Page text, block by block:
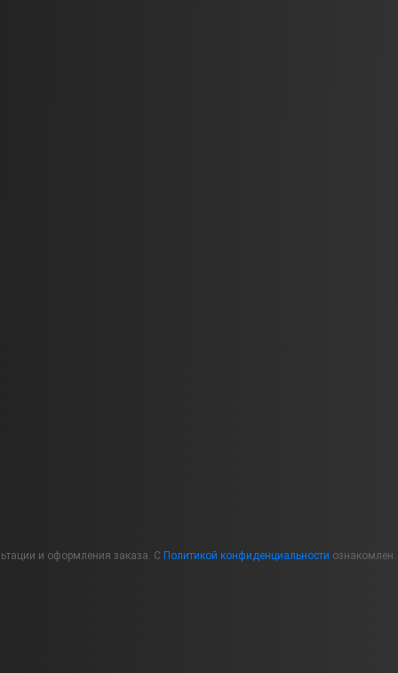
и оформления заказа. С Политикой конфиденциальности ознакомлен.